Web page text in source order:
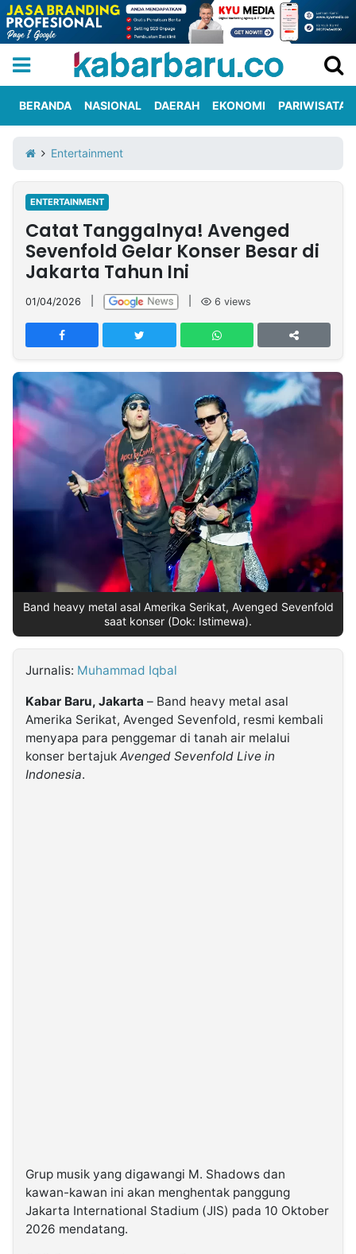
Iklan
Berita
Kami
Nasional
International
Olahraga
Entertainment
Daerah
Pariwisata
Kuliner
Kolom
Network
PT
TREETAN
INDONESIA
Partner
Insight
NTB
Suara
Time
Lens
IDN
Daily
Jogja
Jalan
Rakyat
Idealita
News
Kita
Notice
Radar
Baru
Seedbacklink
Kabarbaru.co
2026
BERANDA NASIONAL DAERAH EKONOMI PARIWISATA
Entertainment
ENTERTAINMENT
Catat Tanggalnya! Avenged
Sevenfold Gelar Konser Besar di
Jakarta Tahun Ini
01/04/2026 6 views
Band heavy metal asal Amerika Serikat, Avenged Sevenfold
saat konser (Dok: Istimewa).
Jurnalis: Muhammad Iqbal
Kabar Baru, Jakarta – Band heavy metal asal
Amerika Serikat, Avenged Sevenfold, resmi kembali
menyapa para penggemar di tanah air melalui
konser bertajuk Avenged Sevenfold Live in
Indonesia.
Grup musik yang digawangi M. Shadows dan
kawan-kawan ini akan menghentak panggung
Jakarta International Stadium (JIS) pada 10 Oktober
2026 mendatang.